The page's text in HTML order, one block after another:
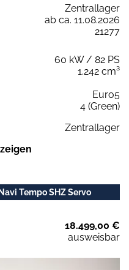
Zentrallager
ab ca. 11.08.2026
21277
60 kW / 82 PS
1.242 cm³
Euro5
4 (Green)
Zentrallager
Tempo SHZ Servo
18.499,00 €
ausweisbar